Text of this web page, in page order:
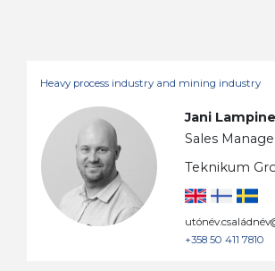
Heavy process industry and mining industry
Jani
Sales
Teknikum
+358 50 411 7810